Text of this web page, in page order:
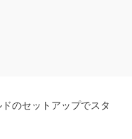
のセットアップでスタ